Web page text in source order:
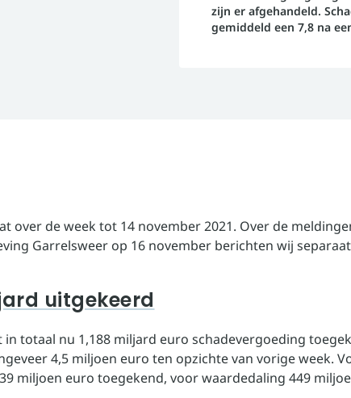
zijn er afgehandeld.
gemiddeld een 7,8 na
over de week tot 14 november 2021. Over de
Garrelsweer op 16 november berichten wij
uitgekeerd
in totaal nu 1,188 miljard euro schadevergoeding
4,5 miljoen euro ten opzichte van vorige week.
miljoen euro toegekend, voor waardedaling 449